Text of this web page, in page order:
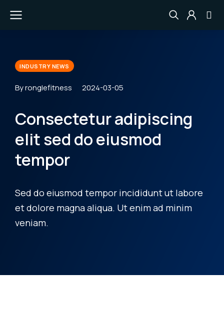
INDUSTRY NEWS
By ronglefitness 2024-03-05
Consectetur adipiscing
elit sed do eiusmod
tempor
Sed do eiusmod tempor incididunt ut labore
et dolore magna aliqua. Ut enim ad minim
veniam.